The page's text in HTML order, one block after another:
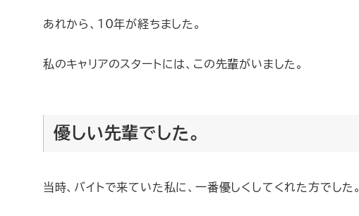
あれから、10年が経ちました。
私のキャリアのスタートには、この先輩がいました。
優しい先輩でした。
当時、バイトで来ていた私に、一番優しくしてくれた方でした。